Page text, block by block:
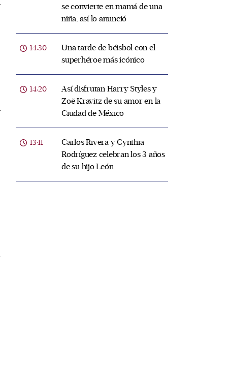
se convierte en mamá de una
niña, así lo anunció
14:30
Una tarde de béisbol con el
superhéroe más icónico
14:20
Así disfrutan Harry Styles y
Zoë Kravitz de su amor en la
Ciudad de México
13:11
Carlos Rivera y Cynthia
Rodríguez celebran los 3 años
de su hijo León